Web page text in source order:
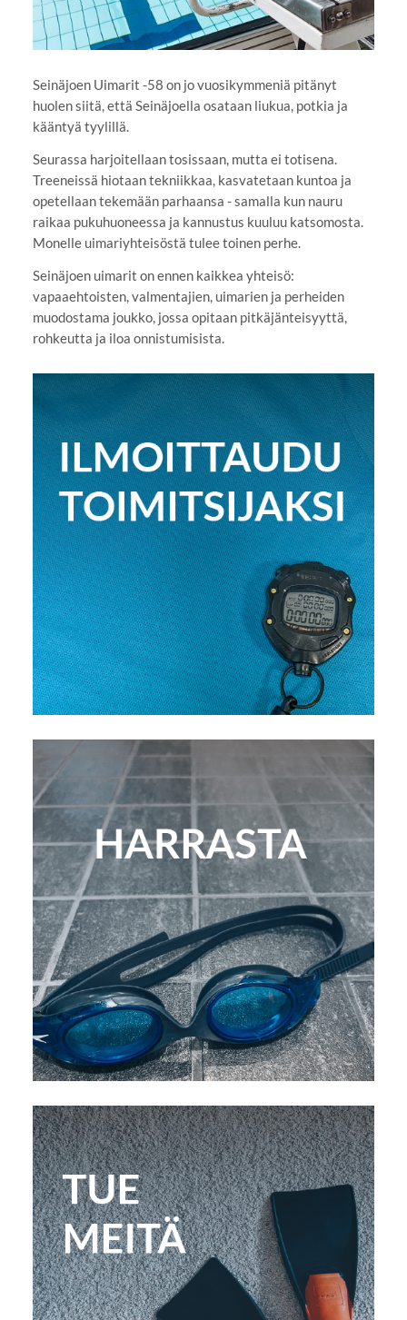
Seinäjoen Uimarit -58 on jo vuosikymmeniä pitänyt
huolen siitä, että Seinäjoella osataan liukua, potkia ja
kääntyä tyylillä.
Seurassa harjoitellaan tosissaan, mutta ei totisena.
Treeneissä hiotaan tekniikkaa, kasvatetaan kuntoa ja
opetellaan tekemään parhaansa - samalla kun nauru
raikaa pukuhuoneessa ja kannustus kuuluu katsomosta.
Monelle uimariyhteisöstä tulee toinen perhe.
Seinäjoen uimarit on ennen kaikkea yhteisö:
vapaaehtoisten, valmentajien, uimarien ja perheiden
muodostama joukko, jossa opitaan pitkäjänteisyyttä,
rohkeutta ja iloa onnistumisista.